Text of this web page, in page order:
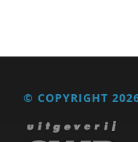
Markus
Floor Basten
© COPYRIGHT